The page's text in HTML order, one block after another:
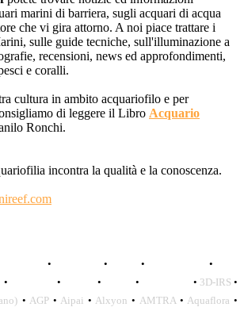
marini di barriera, sugli acquari di acqua
che vi gira attorno. A noi piace trattare i
sulle guide tecniche, sull'illuminazione a
recensioni, news ed approfondimenti,
e coralli.
cultura in ambito acquariofilo e per
di leggere il Libro Acquario
Ronchi.
incontra la qualità e la conoscenza.
• • • •
• • • • • 3D-IRS •
• AGP• Aipai • Alxyon • AMTRA• Aquaflora •